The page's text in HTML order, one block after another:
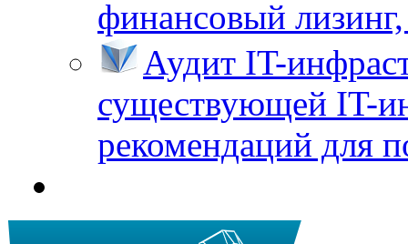
финансовый
Аудит IT-
существующей IT-
рекомендаций для